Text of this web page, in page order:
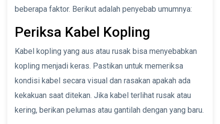
beberapa faktor. Berikut adalah penyebab umumnya:
Periksa Kabel Kopling
Kabel kopling yang aus atau rusak bisa menyebabkan
kopling menjadi keras. Pastikan untuk memeriksa
kondisi kabel secara visual dan rasakan apakah ada
kekakuan saat ditekan. Jika kabel terlihat rusak atau
kering, berikan pelumas atau gantilah dengan yang baru.